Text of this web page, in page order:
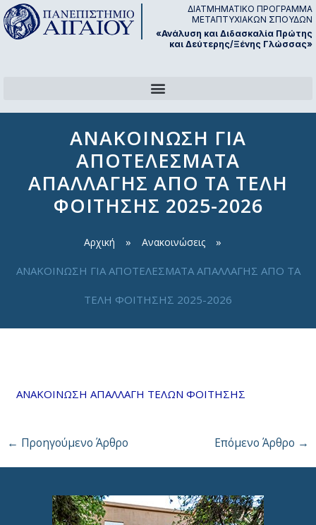
Μετάβαση
στο
περιεχόμενο
ΔΙΑΤΜΗΜΑΤΙΚΟ ΠΡΟΓΡΑΜΜΑ
ΜΕΤΑΠΤΥΧΙΑΚΩΝ ΣΠΟΥΔΩΝ
«Ανάλυση και Διδασκαλία Πρώτης
και Δεύτερης/Ξένης Γλώσσας»
ΑΝΑΚΟΙΝΩΣΗ ΓΙΑ
ΑΠΟΤΕΛΕΣΜΑΤΑ
ΑΠΑΛΛΑΓΗΣ ΑΠΟ ΤΑ ΤΕΛΗ
ΦΟΙΤΗΣΗΣ 2025-2026
Αρχική Ανακοινώσεις
ΑΝΑΚΟΙΝΩΣΗ ΓΙΑ ΑΠΟΤΕΛΕΣΜΑΤΑ ΑΠΑΛΛΑΓΗΣ ΑΠΟ ΤΑ
ΤΕΛΗ ΦΟΙΤΗΣΗΣ 2025-2026
ΑΝΑΚΟΙΝΩΣΗ ΑΠΑΛΛΑΓΗ ΤΕΛΩΝ ΦΟΙΤΗΣΗΣ
← Προηγούμενο Άρθρο Επόμενο Άρθρο →